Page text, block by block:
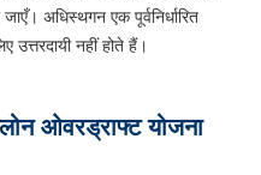
अधिस्थगन एक पूर्वनिर्धारित
नहीं होते हैं।
ओवरड्राफ्ट योजना